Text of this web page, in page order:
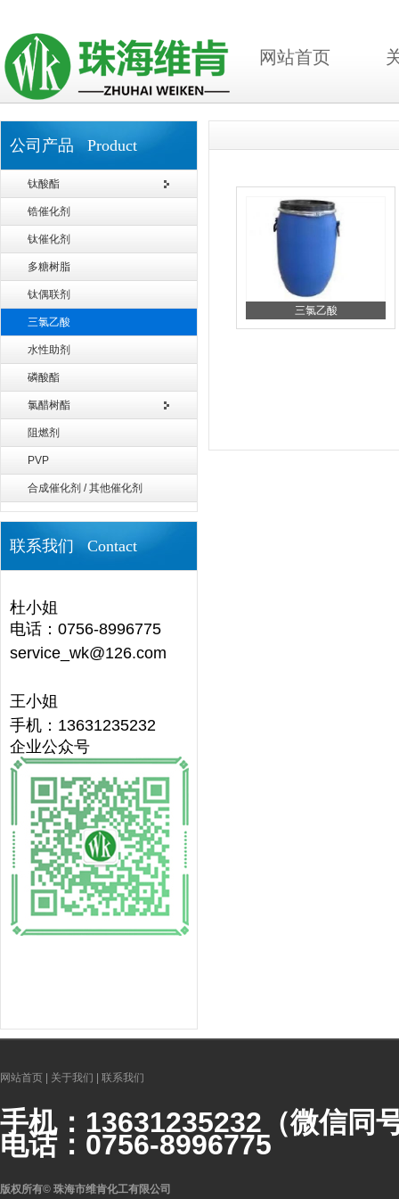
网站首页
公司产品 Product
钛酸酯
锆催化剂
钛催化剂
多糖树脂
钛偶联剂
三氯乙酸
水性助剂
磷酸酯
氯醋树酯
阻燃剂
PVP
合成催化剂 / 其他催化剂
联系我们 Contact
杜小姐
电话：0756-8996775
service_wk@126.com
王小姐
手机：13631235232
企业公众号
三氯乙酸
网站首页 关于我们 联系我们
手机： 13631235232（微信同
电话：0756-8996775
版权所有© 珠海市维肯化工有限公司